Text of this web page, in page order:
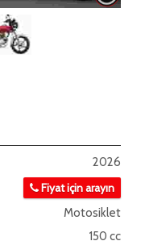
2026
Fiyat için arayın
Motosiklet
150 cc